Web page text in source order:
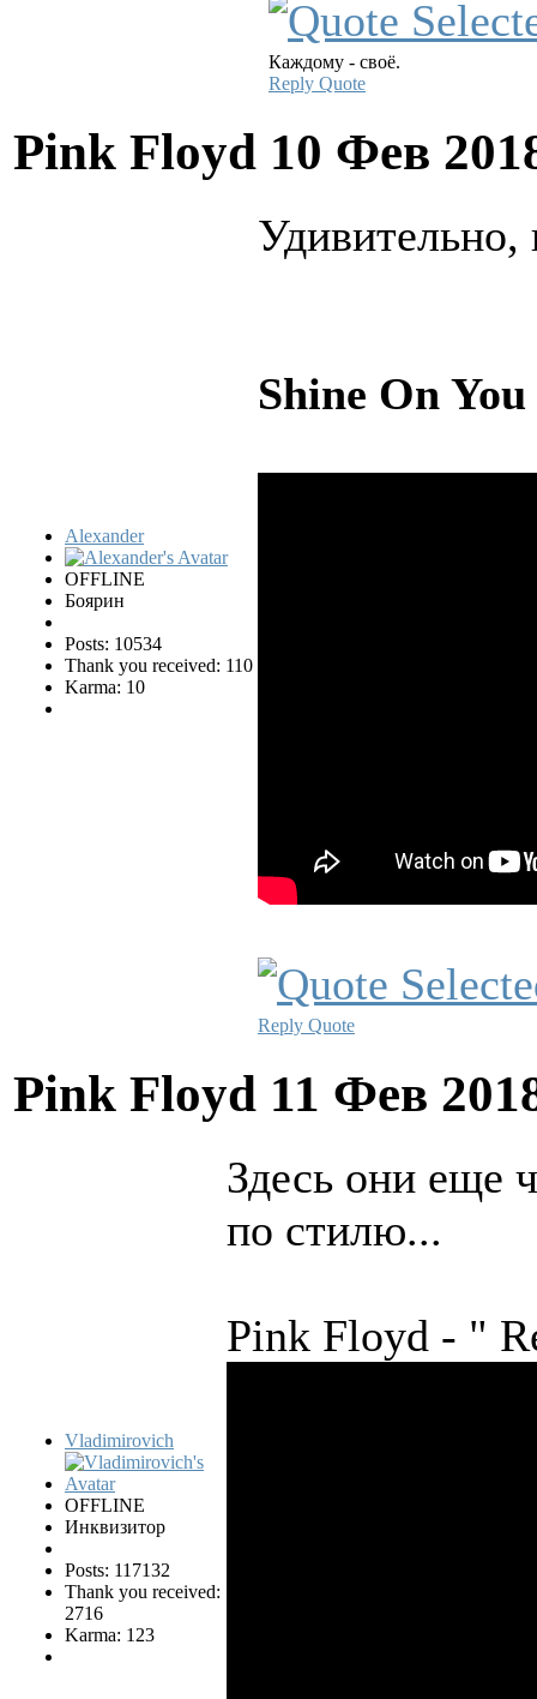
Каждому - своё.
Reply Quote
Pink Floyd 10 Фев
Alexander
OFFLINE
Боярин
Posts: 10534
Thank you received: 110
Karma: 10
Удивительно,
Shine On
Reply Quote
Pink Floyd 11 Фев
Vladimirovich
OFFLINE
Инквизитор
Posts: 117132
Thank you received:
2716
Karma: 123
Здесь они еще
по стилю...
Pink Floyd - "